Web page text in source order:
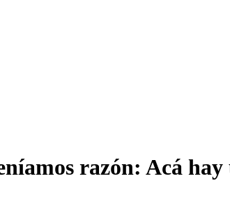
razón: Acá